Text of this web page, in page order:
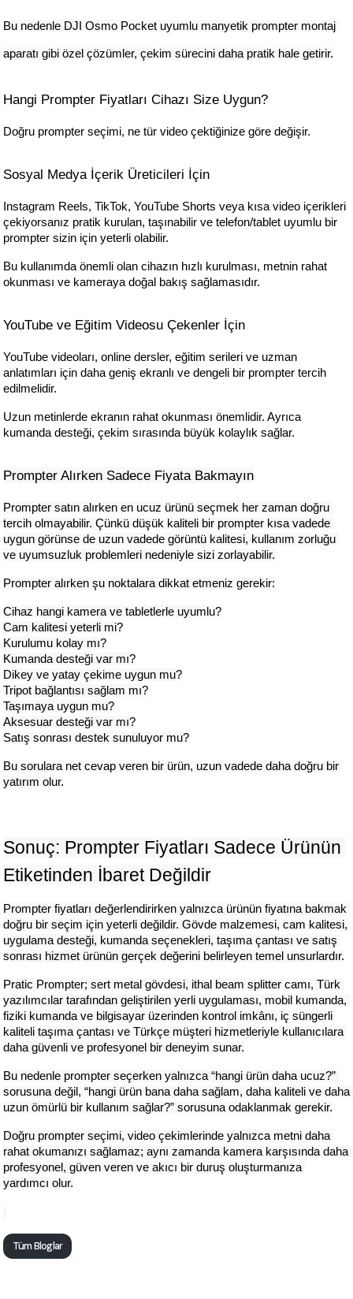
Bu nedenle DJI Osmo Pocket uyumlu manyetik prompter montaj
aparatı gibi özel çözümler, çekim sürecini daha pratik hale getirir.
Hangi Prompter Fiyatları Cihazı Size Uygun?
Doğru prompter seçimi, ne tür video çektiğinize göre değişir.
Sosyal Medya İçerik Üreticileri İçin
Instagram Reels, TikTok, YouTube Shorts veya kısa video içerikleri
çekiyorsanız pratik kurulan, taşınabilir ve telefon/tablet uyumlu bir
prompter sizin için yeterli olabilir.
Bu kullanımda önemli olan cihazın hızlı kurulması, metnin rahat
okunması ve kameraya doğal bakış sağlamasıdır.
YouTube ve Eğitim Videosu Çekenler İçin
YouTube videoları, online dersler, eğitim serileri ve uzman
anlatımları için daha geniş ekranlı ve dengeli bir prompter tercih
edilmelidir.
Uzun metinlerde ekranın rahat okunması önemlidir. Ayrıca
kumanda desteği, çekim sırasında büyük kolaylık sağlar.
Prompter Alırken Sadece Fiyata Bakmayın
Prompter satın alırken en ucuz ürünü seçmek her zaman doğru
tercih olmayabilir. Çünkü düşük kaliteli bir prompter kısa vadede
uygun görünse de uzun vadede görüntü kalitesi, kullanım zorluğu
ve uyumsuzluk problemleri nedeniyle sizi zorlayabilir.
Prompter alırken şu noktalara dikkat etmeniz gerekir:
Cihaz hangi kamera ve tabletlerle uyumlu?
Cam kalitesi yeterli mi?
Kurulumu kolay mı?
Kumanda desteği var mı?
Dikey ve yatay çekime uygun mu?
Tripot bağlantısı sağlam mı?
Taşımaya uygun mu?
Aksesuar desteği var mı?
Satış sonrası destek sunuluyor mu?
Bu sorulara net cevap veren bir ürün, uzun vadede daha doğru bir
yatırım olur.
Sonuç: Prompter Fiyatları Sadece Ürünün
Etiketinden İbaret Değildir
Prompter fiyatları değerlendirirken yalnızca ürünün fiyatına bakmak
doğru bir seçim için yeterli değildir. Gövde malzemesi, cam kalitesi,
uygulama desteği, kumanda seçenekleri, taşıma çantası ve satış
sonrası hizmet ürünün gerçek değerini belirleyen temel unsurlardır.
Pratic Prompter; sert metal gövdesi, ithal beam splitter camı, Türk
yazılımcılar tarafından geliştirilen yerli uygulaması, mobil kumanda,
fiziki kumanda ve bilgisayar üzerinden kontrol imkânı, iç süngerli
kaliteli taşıma çantası ve Türkçe müşteri hizmetleriyle kullanıcılara
daha güvenli ve profesyonel bir deneyim sunar.
Bu nedenle prompter seçerken yalnızca “hangi ürün daha ucuz?”
sorusuna değil, “hangi ürün bana daha sağlam, daha kaliteli ve daha
uzun ömürlü bir kullanım sağlar?” sorusuna odaklanmak gerekir.
Doğru prompter seçimi, video çekimlerinde yalnızca metni daha
rahat okumanızı sağlamaz; aynı zamanda kamera karşısında daha
profesyonel, güven veren ve akıcı bir duruş oluşturmanıza
yardımcı olur.
Tüm Bloglar